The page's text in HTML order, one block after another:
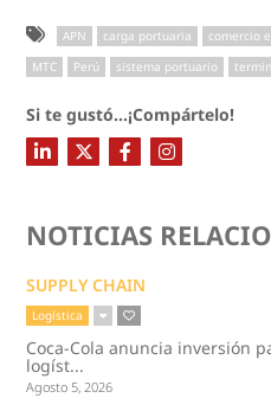
APN carga portuaria comercio
MTC
Perú sistema portuario
Si te gustó...¡Compártelo!
NOTICIAS
SUPPLY CHAIN
Logística
Coca-Cola anuncia inversión
logíst...
Agosto 5, 2026